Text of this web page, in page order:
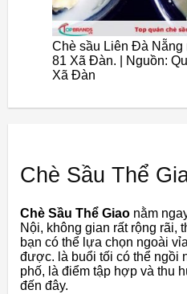
Chè sầu Liên Đà Nẵng
81 Xã Đàn. | Nguồn:
Xã Đàn
Chè Sầu Thể
Chè Sầu Thể Giao nằm
Nội, không gian rất rộng rãi,
bạn có thể lựa chọn ngoài
được. là buổi tối có thể ngồi
phố, là điểm tập hợp và thu
đến đây.